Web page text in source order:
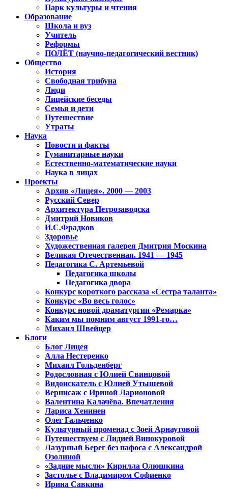
Парк культуры и чтения
Образование
Школа и вуз
Учитель
Реформы
ПОЛЁТ (научно-педагогический вестник)
Общество
История
Свободная трибуна
Люди
Лицейские беседы
Семья и дети
Путешествие
Утраты
Наука
Новости и факты
Гуманитарные науки
Естественно-математические науки
Наука в лицах
Проекты
Архив «Лицея». 2000 — 2003
Русский Север
Архитектура Петрозаводска
Дмитрий Новиков
И.С.Фрадков
Здоровье
Художественная галерея Дмитрия Москина
Великая Отечественная. 1941 — 1945
Педагогика С. Артемьевой
Педагогика школы
Педагогика двора
Конкурс короткого рассказа «Сестра таланта»
Конкурс «Во весь голос»
Конкурс новой драматургии «Ремарка»
Каким мы помним август 1991-го…
Михаил Швейцер
Блоги
Блог Лицея
Алла Нестеренко
Михаил Гольденберг
Родословная с Юлией Свинцовой
Видоискатель с Юлией Утышевой
Вернисаж с Ириной Ларионовой
Валентина Калачёва. Впечатления
Лариса Хенинен
Олег Гальченко
Культурный променад с Зоей Арнаутовой
Путешествуем с Лидией Винокуровой
Лазурный Берег без пафоса с Александрой
Озолиной
«Задние мысли» Кирилла Олюшкина
Застолье с Владимиром Софиенко
Ирина Савкина